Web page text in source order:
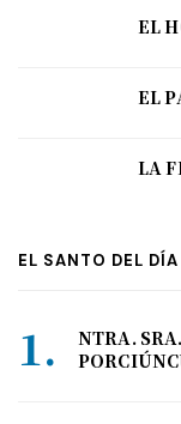
EL
EL
LA
EL SANTO DEL DÍA
NTRA.